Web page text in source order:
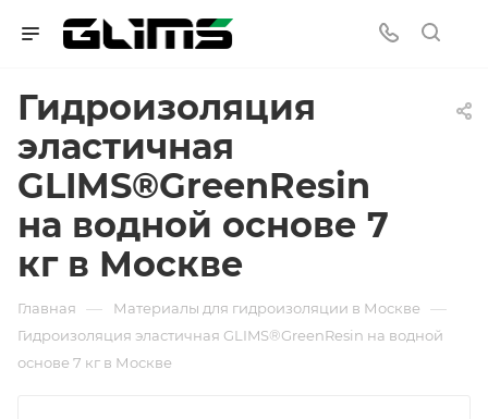
Гидроизоляция
эластичная
GLIMS®GreenResin
на водной основе 7
кг в Москве
Главная — Материалы для гидроизоляции в Москве —
Гидроизоляция эластичная GLIMS®GreenResin на водной
основе 7 кг в Москве